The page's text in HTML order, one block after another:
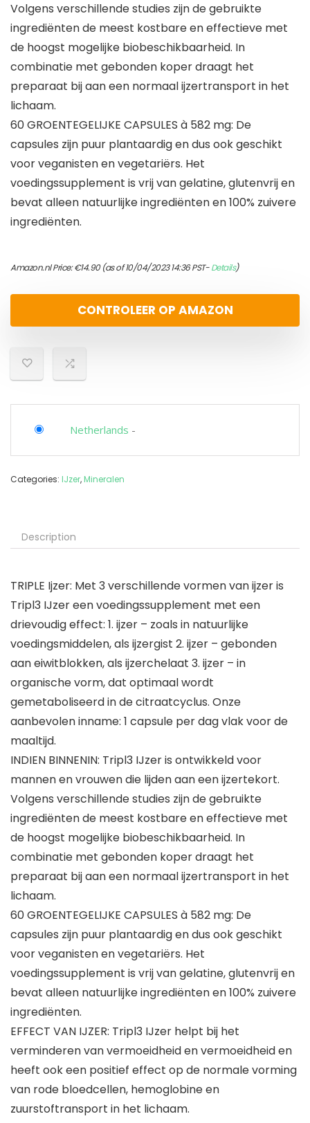
Volgens verschillende studies zijn de gebruikte
ingrediënten de meest kostbare en effectieve met
de hoogst mogelijke biobeschikbaarheid. In
combinatie met gebonden koper draagt het
preparaat bij aan een normaal ijzertransport in het
lichaam.
60 GROENTEGELIJKE CAPSULES à 582 mg: De
capsules zijn puur plantaardig en dus ook geschikt
voor veganisten en vegetariërs. Het
voedingssupplement is vrij van gelatine, glutenvrij en
bevat alleen natuurlijke ingrediënten en 100% zuivere
ingrediënten.
Amazon.nl Price:€14.90(as of 10/04/2023 14:36 PST-Details)
CONTROLEER OP AMAZON
Netherlands -
Categories: IJzer,Mineralen
Description
TRIPLE Ijzer: Met 3 verschillende vormen van ijzer is
Tripl3 IJzer een voedingssupplement met een
drievoudig effect: 1. ijzer – zoals in natuurlijke
voedingsmiddelen, als ijzergist 2. ijzer – gebonden
aan eiwitblokken, als ijzerchelaat 3. ijzer – in
organische vorm, dat optimaal wordt
gemetaboliseerd in de citraatcyclus. Onze
aanbevolen inname: 1 capsule per dag vlak voor de
maaltijd.
INDIEN BINNENIN: Tripl3 IJzer is ontwikkeld voor
mannen en vrouwen die lijden aan een ijzertekort.
Volgens verschillende studies zijn de gebruikte
ingrediënten de meest kostbare en effectieve met
de hoogst mogelijke biobeschikbaarheid. In
combinatie met gebonden koper draagt het
preparaat bij aan een normaal ijzertransport in het
lichaam.
60 GROENTEGELIJKE CAPSULES à 582 mg: De
capsules zijn puur plantaardig en dus ook geschikt
voor veganisten en vegetariërs. Het
voedingssupplement is vrij van gelatine, glutenvrij en
bevat alleen natuurlijke ingrediënten en 100% zuivere
ingrediënten.
EFFECT VAN IJZER: Tripl3 IJzer helpt bij het
verminderen van vermoeidheid en vermoeidheid en
heeft ook een positief effect op de normale vorming
van rode bloedcellen, hemoglobine en
zuurstoftransport in het lichaam.